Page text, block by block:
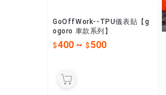
GoOffWork--TPU儀表貼【g
ogoro 車款系列】
400 ~ 500